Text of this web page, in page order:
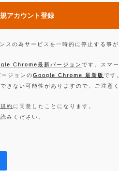
アカウント登録
の為サービスを一時的に停止する事が
Chrome最新バージョン です。スマ
ジョンのGoogle Chrome 最新版 です
きない可能性がありますので、ご注意く
約 に同意したことになります。
みください。